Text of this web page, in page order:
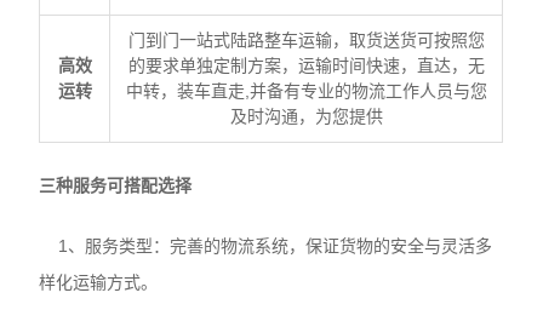
高效
运转
门到门一站式陆路整车运输，取货送货可按照您
的要求单独定制方案，运输时间快速，直达，无
中转，装车直走,并备有专业的物流工作人员与您
及时沟通，为您提供
三种服务可搭配选择
1、服务类型：完善的物流系统，保证货物的安全与灵活多
样化运输方式。